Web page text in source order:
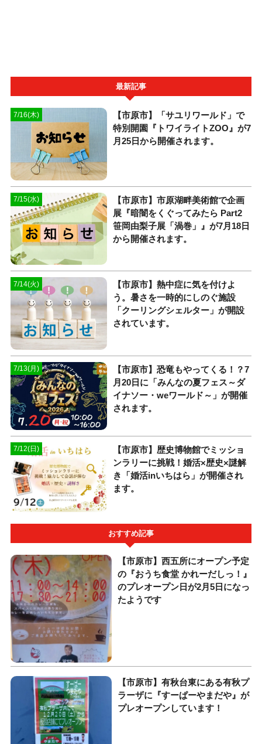
最新記事
7/16(木)
【市原市】「サユリワールド」で
特別開園『トワイライトZOO』が7
月25日から開催されます。
7/15(水)
【市原市】市原湖畔美術館で企画
展『暗闇をくぐってみたら Part2
笹岡由梨子展「渦巻」』が7月18日
から開催されます。
7/14(火)
【市原市】熱中症に気を付けよ
う。暑さを一時的にしのぐ施設
「クーリングシェルター」が開設
されています。
7/13(月)
【市原市】恐竜もやってくる！？7
月20日に「みんなの夏フェス～ダ
イナソー・weワールド～」が開催
されます。
7/12(日)
【市原市】歴史博物館でミッショ
ンラリーに挑戦！婚活×歴史×謎解
き「婚活inいちはら」が開催され
ます。
おすすめ記事
【市原市】西五所にオープン予定
の『おうち食堂 かれーだしっ！』
のプレオープン日が2月5日になっ
たようです
【市原市】有秋台東にある有秋プ
ラーザに『すーぱーやまだや』が
プレオープンしています！